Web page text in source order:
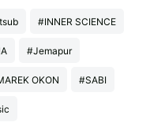
#INNER SCIENCE
#Jemapur
OKON #SABI